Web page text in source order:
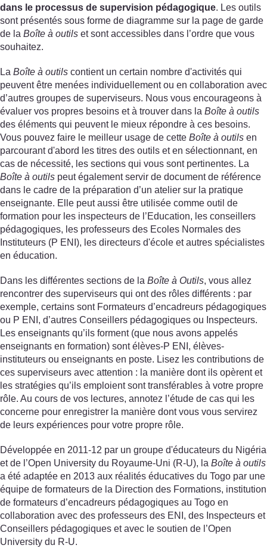
dans le processus de supervision pédagogique. Les outils
sont présentés sous forme de diagramme sur la page de garde
de la Boîte à outils et sont accessibles dans l’ordre que vous
souhaitez.
La Boîte à outils contient un certain nombre d'activités qui
peuvent être menées individuellement ou en collaboration avec
d’autres groupes de superviseurs. Nous vous encourageons à
évaluer vos propres besoins et à trouver dans la Boîte à outils
des éléments qui peuvent le mieux répondre à ces besoins.
Vous pouvez faire le meilleur usage de cette Boîte à outils en
parcourant d'abord les titres des outils et en sélectionnant, en
cas de nécessité, les sections qui vous sont pertinentes. La
Boîte à outils peut également servir de document de référence
dans le cadre de la préparation d’un atelier sur la pratique
enseignante. Elle peut aussi être utilisée comme outil de
formation pour les inspecteurs de l’Education, les conseillers
pédagogiques, les professeurs des Ecoles Normales des
Instituteurs (P ENI), les directeurs d'école et autres spécialistes
en éducation.
Dans les différentes sections de la Boîte à Outils, vous allez
rencontrer des superviseurs qui ont des rôles différents : par
exemple, certains sont Formateurs d’encadreurs pédagogiques
ou P ENI, d’autres Conseillers pédagogiques ou Inspecteurs.
Les enseignants qu’ils forment (que nous avons appelés
enseignants en formation) sont élèves-P ENI, élèves-
instituteurs ou enseignants en poste. Lisez les contributions de
ces superviseurs avec attention : la manière dont ils opèrent et
les stratégies qu’ils emploient sont transférables à votre propre
rôle. Au cours de vos lectures, annotez l’étude de cas qui les
concerne pour enregistrer la manière dont vous vous servirez
de leurs expériences pour votre propre rôle.
Développée en 2011-12 par un groupe d'éducateurs du Nigéria
et de l’Open University du Royaume-Uni (R-U), la Boîte à outils
a été adaptée en 2013 aux réalités éducatives du Togo par une
équipe de formateurs de la Direction des Formations, institution
de formateurs d’encadreurs pédagogiques au Togo en
collaboration avec des professeurs des ENI, des Inspecteurs et
Conseillers pédagogiques et avec le soutien de l’Open
University du R-U.